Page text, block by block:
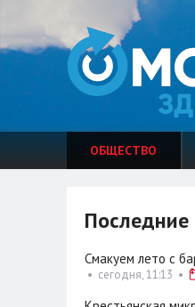
ОБЩЕСТВО
Последние
Смакуем лето с
• сегодня, 11:13 •